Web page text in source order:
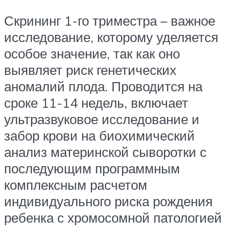
Скрининг 1-го триместра – важное
исследование, которому уделяется
особое значение, так как оно
выявляет риск генетических
аномалий плода. Проводится на
сроке 11-14 недель, включает
ультразвуковое исследование и
забор крови на биохимический
анализ материнской сыворотки с
последующим программным
комплексным расчетом
индивидуального риска рождения
ребенка с хромосомной патологией